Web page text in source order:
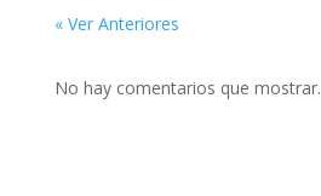
« Ver Anteriores
No hay comentarios que mostrar.